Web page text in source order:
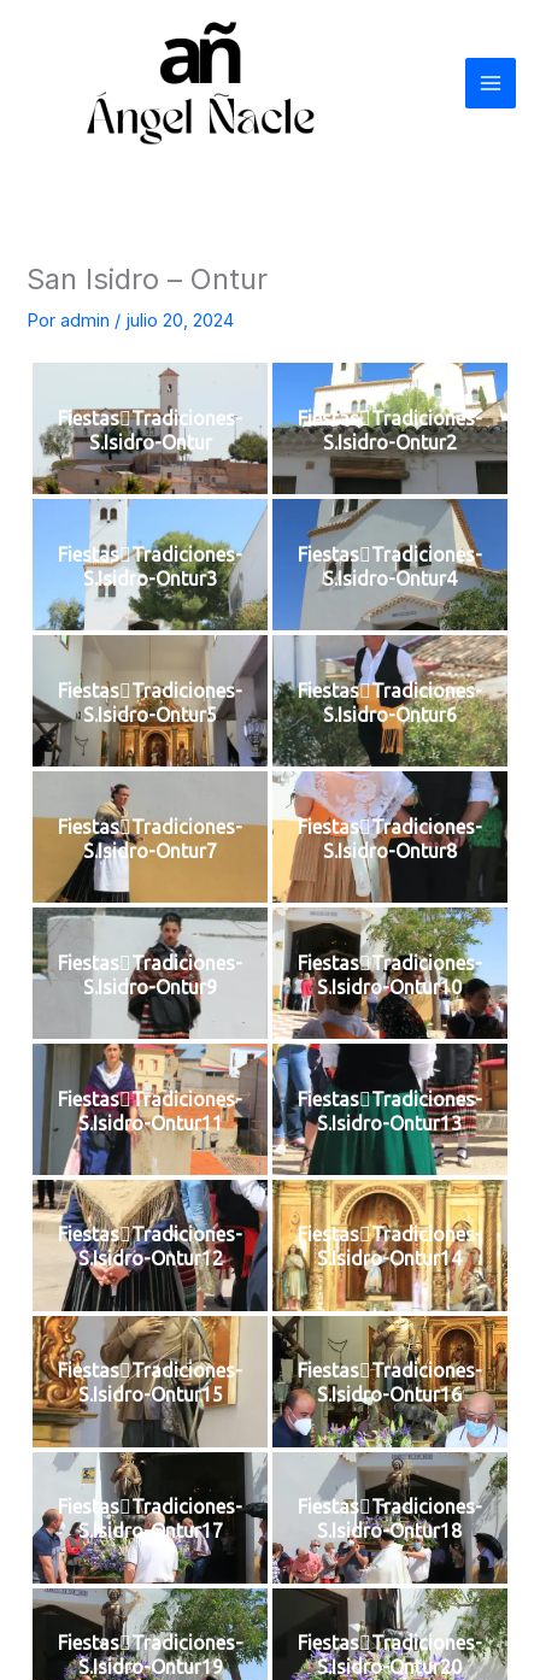
San Isidro – Ontur
Poradmin / julio 20, 2024
FiestasTradiciones-
S.Isidro-Ontur
FiestasTradiciones-
S.Isidro-Ontur2
FiestasTradiciones-
S.Isidro-Ontur3
FiestasTradiciones-
S.Isidro-Ontur4
FiestasTradiciones-
S.Isidro-Ontur5
FiestasTradiciones-
S.Isidro-Ontur6
FiestasTradiciones-
S.Isidro-Ontur7
FiestasTradiciones-
S.Isidro-Ontur8
FiestasTradiciones-
S.Isidro-Ontur9
FiestasTradiciones-
S.Isidro-Ontur10
FiestasTradiciones-
S.Isidro-Ontur11
FiestasTradiciones-
S.Isidro-Ontur13
FiestasTradiciones-
S.Isidro-Ontur12
FiestasTradiciones-
S.Isidro-Ontur14
FiestasTradiciones-
S.Isidro-Ontur15
FiestasTradiciones-
S.Isidro-Ontur16
FiestasTradiciones-
S.Isidro-Ontur17
FiestasTradiciones-
S.Isidro-Ontur18
FiestasTradiciones-
S.Isidro-Ontur19
FiestasTradiciones-
S.Isidro-Ontur20